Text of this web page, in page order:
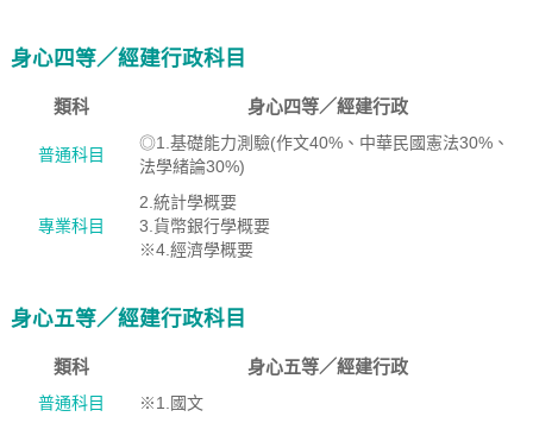
身心四等／經建行政科目
類科 身心四等／經建行政
普通科目
◎1.基礎能力測驗(作文40%、中華民國憲法30%、
法學緒論30%)
專業科目
2.統計學概要
3.貨幣銀行學概要
※4.經濟學概要
身心五等／經建行政科目
類科 身心五等／經建行政
普通科目 ※1.國文